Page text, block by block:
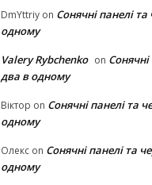
DmYttriy on Сонячні панелі
одному
Valery Rybchenko on
два в одному
Віктор on Сонячні панелі та
одному
Олекс on Сонячні панелі та
одному